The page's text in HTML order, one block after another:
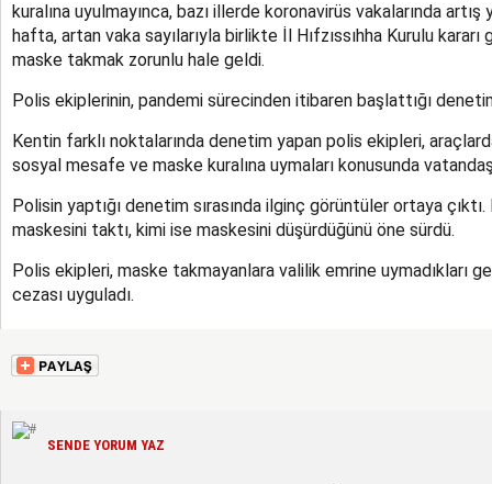
kuralına uyulmayınca, bazı illerde koronavirüs vakalarında artış
hafta, artan vaka sayılarıyla birlikte İl Hıfzıssıhha Kurulu
maske takmak zorunlu hale geldi.
Polis ekiplerinin, pandemi sürecinden itibaren başlattığı
Kentin farklı noktalarında denetim yapan polis ekipleri,
sosyal mesafe ve maske kuralına uymaları konusunda
Polisin yaptığı denetim sırasında ilginç görüntüler ortaya
maskesini taktı, kimi ise maskesini düşürdüğünü öne sürdü.
Polis ekipleri, maske takmayanlara valilik emrine uymadıkları
cezası uyguladı.
SENDE YORUM YAZ